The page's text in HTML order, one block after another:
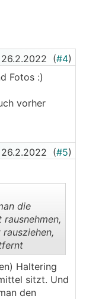
26.2.2022 (#4)
Fotos :)
vorher
26.2.2022 (#5)
die
Haltering
sitzt. Und
den